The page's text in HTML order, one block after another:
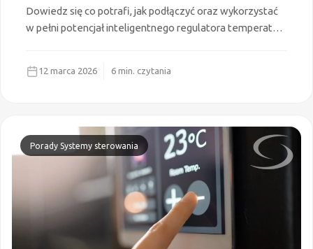
Dowiedz się co potrafi, jak podłączyć oraz wykorzystać
w pełni potencjał inteligentnego regulatora temperatury
12 marca 2026 6 min. czytania
Porady Systemy sterowania